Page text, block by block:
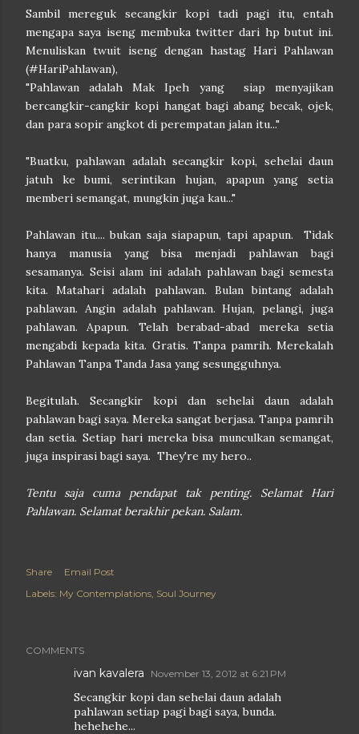
Sambil mereguk secangkir kopi tadi pagi itu, entah
mengapa saya iseng membuka twitter dari hp butut ini.
Menuliskan twuit iseng dengan hastag Hari Pahlawan
(#HariPahlawan),
"Pahlawan adalah Mak Ipeh yang siap menyajikan
bercangkir-cangkir kopi hangat bagi abang becak, ojek,
dan para sopir angkot di perempatan jalan itu..."
"Buatku, pahlawan adalah secangkir kopi, sehelai daun
jatuh ke bumi, serintikan hujan, apapun yang setia
memberi semangat, mungkin juga kau..."
Pahlawan itu.... bukan saja siapapun, tapi apapun. Tidak
hanya manusia yang bisa menjadi pahlawan bagi
sesamanya. Seisi alam ini adalah pahlawan bagi semesta
kita. Matahari adalah pahlawan. Bulan bintang adalah
pahlawan. Angin adalah pahlawan. Hujan, pelangi, juga
pahlawan. Apapun. Telah berabad-abad mereka setia
mengabdi kepada kita. Gratis. Tanpa pamrih. Merekalah
Pahlawan Tanpa Tanda Jasa yang sesungguhnya.
Begitulah. Secangkir kopi dan sehelai daun adalah
pahlawan bagi saya. Mereka sangat berjasa. Tanpa pamrih
dan setia. Setiap hari mereka bisa munculkan semangat,
juga inspirasi bagi saya. They're my hero..
Tentu saja cuma pendapat tak penting. Selamat Hari
Pahlawan. Selamat berakhir pekan. Salam.
Share
Email Post
Labels: My Contemplations Soul Journey
COMMENTS
ivan kavalera November 13, 2012 at 6:21 PM
Secangkir kopi dan sehelai daun adalah
pahlawan setiap pagi bagi saya, bunda.
hehehehe...